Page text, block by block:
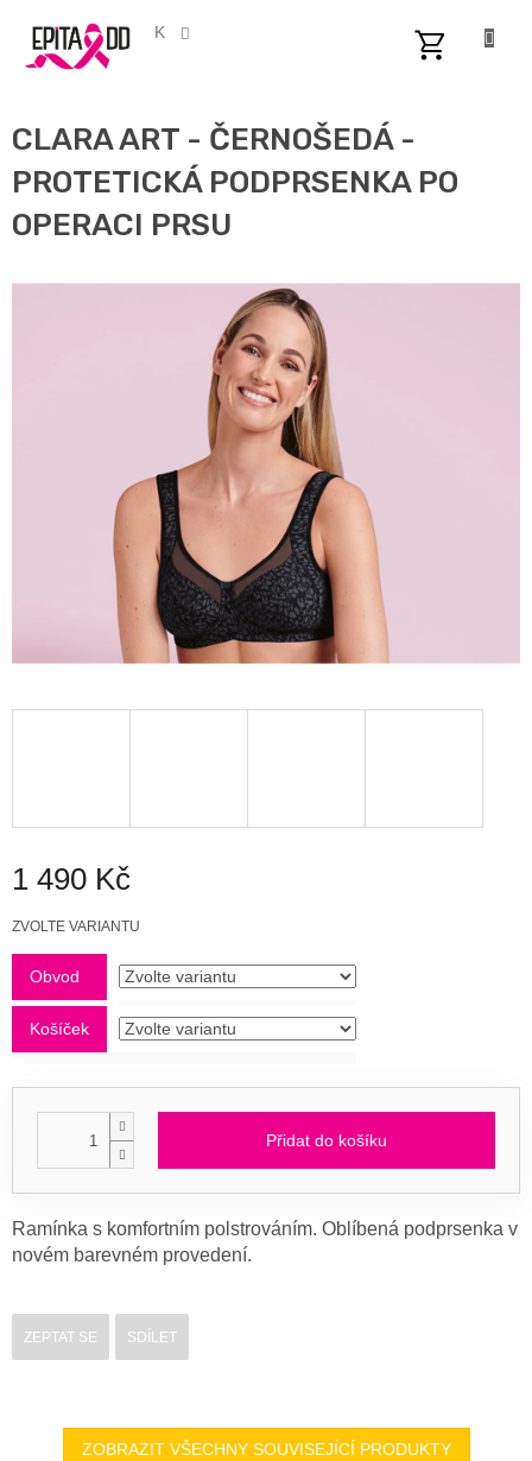
obsah
CZK
CLARA ART - ČERNOŠEDÁ -
PROTETICKÁ PODPRSENKA PO
OPERACI PRSU
1 490 Kč
Měrná
ZVOLTE VARIANTU
Obvod
Košíček
Přidat do košíku
Ramínka s komfortním polstrováním. Oblíbená podprsenka v
novém barevném provedení.
ZEPTAT SE SDÍLET
ZOBRAZIT VŠECHNY SOUVISEJÍCÍ PRODUKTY